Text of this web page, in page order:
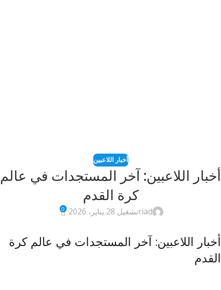
أخبار اللاعبين
أخبار اللاعبين: آخر المستجدات في عالم
كرة القدم
riadتشغيل 28 يناير، 2026 0
أخبار اللاعبين: آخر المستجدات في عالم كرة
القدم